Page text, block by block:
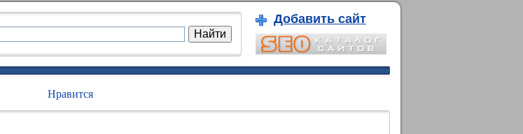
Добавить сайт
Нравится